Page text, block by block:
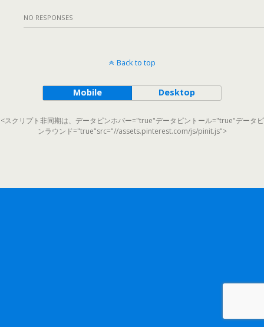
NO RESPONSES
Back to top
Mobile Desktop
<スクリプト非同期は、データピンホバー="true"データピントール="true"データピ
ンラウンド="true"src="//assets.pinterest.com/js/pinit.js">